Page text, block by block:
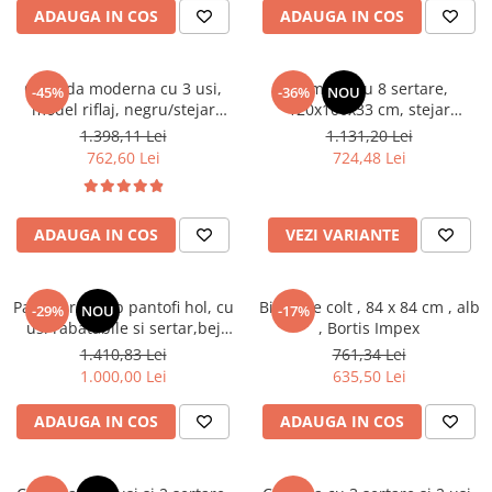
Scaune living/dining
Seturi masa +scaune dining
Tabureti
Suporturi si tavi
Chiuvete bucatarie
Mobilier/seturi de bucatarie
Scaune bucatarie
Scaune din lemn
Comode
ADAUGA IN COS ADAUGA IN COS
-45%
Comoda moderna cu 3 usi,
model riflaj, negru/stejar
artisan, 120x88x44 cm, Bortis
impex
1.398,11 Lei
762,60 Lei
ADAUGA IN COS
-36% NOU
Comoda cu 8 sertare,
120x100x33 cm, stejar
sonoma/alb, pentru hol,
living, dormitor, birou, Bortis
Impex
1.131,20 Lei
724,48 Lei
VEZI VARIANTE
-29% NOU
Pantofar/dulap pantofi hol, cu
usi rabatabile si sertar,bej
crem casmir, pal+mdf casmir ,
98x 55x34 cm, usa mdf cu
model riflaj, picioare negre,
butoni auriu, Bortis
1.410,83 Lei
1.000,00 Lei
ADAUGA IN COS
-17%
Birou pe colt , 84 x 84 cm , alb
, Bortis Impex
761,34 Lei
635,50 Lei
ADAUGA IN COS